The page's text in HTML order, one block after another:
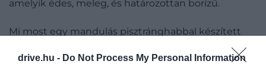
drive.hu - Do Not Process My Personal Information
amelyik édes, meleg, és határozottan borízű.
Mi most egy mandulás pisztránghabbal készített